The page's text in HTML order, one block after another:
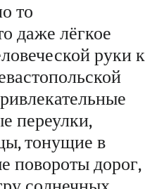
то
даже лёгкое
руки к
переулки,
тонущие в
повороты дорог,